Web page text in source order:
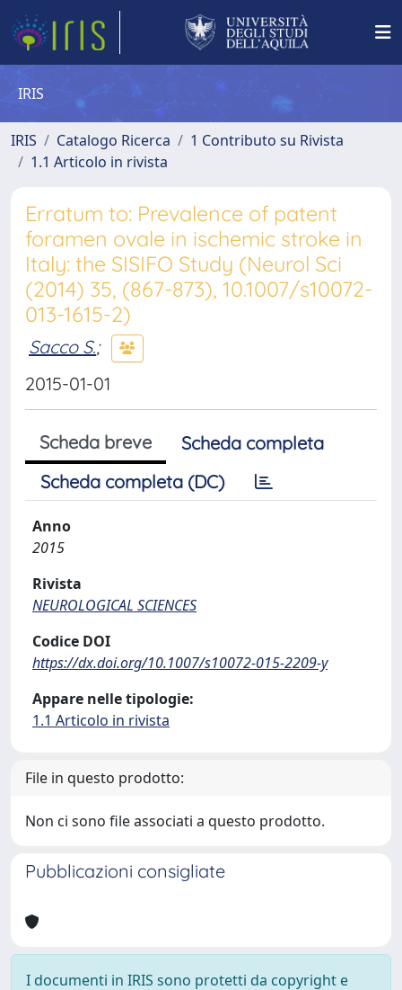
IRIS
IRIS Catalogo Ricerca
1 Contributo su Rivista
1.1 Articolo in rivista
Erratum to: Prevalence of patent
foramen ovale in ischemic stroke in
Italy: the SISIFO Study (Neurol Sci
(2014) 35, (867-873), 10.1007/s10072-
013-1615-2)
Sacco S.;
2015-01-01
Scheda breve
Scheda completa
Scheda completa (DC)
Anno
2015
Rivista
NEUROLOGICAL SCIENCES
Codice DOI
https://dx.doi.org/10.1007/s10072-015-2209-y
Appare nelle tipologie:
1.1 Articolo in rivista
File in questo prodotto:
Non ci sono file associati a questo prodotto.
Pubblicazioni consigliate
I documenti in IRIS sono protetti da copyright e